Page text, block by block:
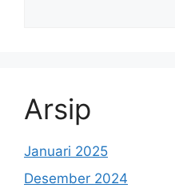
Arsip
Januari 2025
Desember 2024